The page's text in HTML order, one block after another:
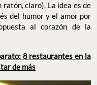
ratón, claro). La idea es de
del humor y el amor por
al corazón de la
8 restaurantes en la
de más